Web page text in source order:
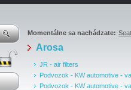
Momentálne sa nachádzate: Seat
Arosa
JR - air filters
Podvozok - KW automotive -
Podvozok - KW automotive -